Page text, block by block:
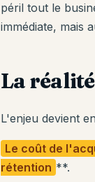
péril tout le
immédiate, mais
La
L'enjeu devient
Le coût de
rétention **.